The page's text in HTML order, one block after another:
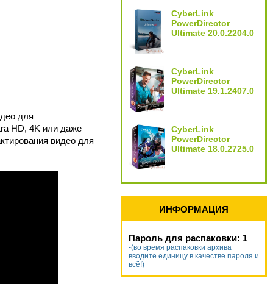
для
HD, 4K или даже
видео для
CyberLink
PowerDirector
Ultimate 20.0.2204.0
CyberLink
PowerDirector
Ultimate 19.1.2407.0
CyberLink
PowerDirector
Ultimate 18.0.2725.0
ИНФОРМАЦИЯ
Пароль для распаковки: 1
-(во время распаковки архива
вводите единицу в качестве пароля и
всё!)